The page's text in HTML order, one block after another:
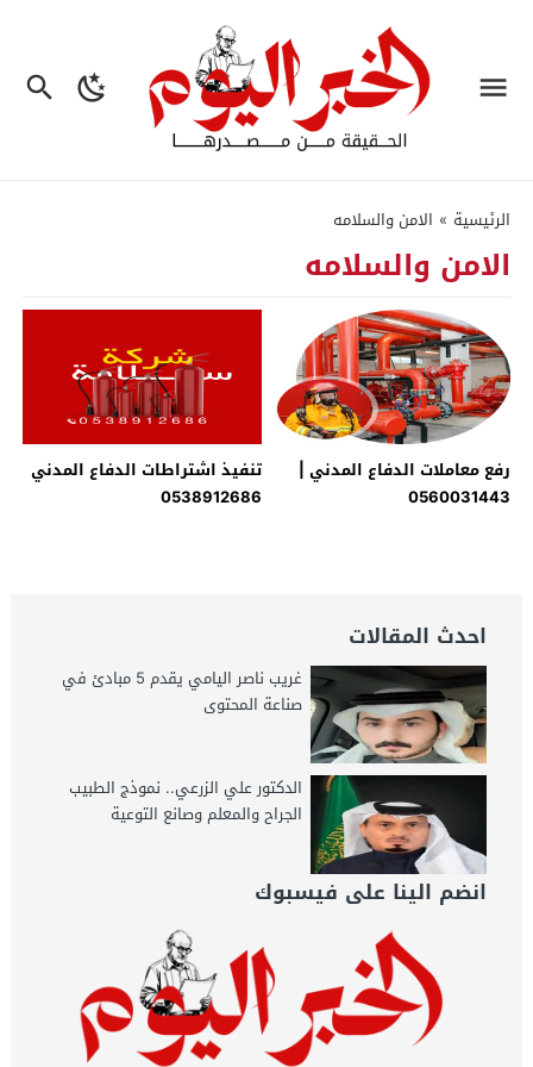
الرئيسية » الامن والسلامه
الامن والسلامه
رفع معاملات الدفاع المدني |
0560031443
تنفيذ اشتراطات الدفاع المدني
0538912686
احدث المقالات
غريب ناصر اليامي يقدم 5 مبادئ في
صناعة المحتوى
الدكتور علي الزرعي.. نموذج الطبيب
الجراح والمعلم وصانع التوعية
انضم الينا على فيسبوك